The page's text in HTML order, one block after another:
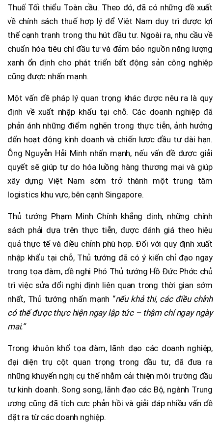
Thuế Tối thiểu Toàn cầu. Theo đó, đã có những đề xuất
về chính sách thuế hợp lý để Việt Nam duy trì được lợi
thế cạnh tranh trong thu hút đầu tư. Ngoài ra, nhu cầu về
chuẩn hóa tiêu chí đầu tư và đảm bảo nguồn năng lượng
xanh ổn định cho phát triển bất động sản công nghiệp
cũng được nhấn mạnh.
Một vấn đề pháp lý quan trọng khác được nêu ra là quy
định về xuất nhập khẩu tại chỗ. Các doanh nghiệp đã
phản ánh những điểm nghẽn trong thực tiễn, ảnh hưởng
đến hoạt động kinh doanh và chiến lược đầu tư dài hạn.
Ông Nguyễn Hải Minh nhấn mạnh, nếu vấn đề được giải
quyết sẽ giúp tự do hóa luồng hàng thương mại và giúp
xây dựng Việt Nam sớm trở thành một trung tâm
logistics khu vực, bên cạnh Singapore.
Thủ tướng Phạm Minh Chính khẳng định, những chính
sách phải dựa trên thực tiễn, được đánh giá theo hiệu
quả thực tế và điều chỉnh phù hợp. Đối với quy định xuất
nhập khẩu tại chỗ, Thủ tướng đã có ý kiến chỉ đạo ngay
trong tọa đàm, đề nghị Phó Thủ tướng Hồ Đức Phớc chủ
trì việc sửa đổi nghị định liên quan trong thời gian sớm
nhất, Thủ tướng nhấn mạnh “nếu khả thi, các điều chỉnh
có thể được thực hiện ngay lập tức – thậm chí ngay ngày
mai.”
Trong khuôn khổ tọa đàm, lãnh đạo các doanh nghiệp,
đại diện trụ cột quan trọng trong đầu tư, đã đưa ra
những khuyến nghị cụ thể nhằm cải thiện môi trường đầu
tư kinh doanh. Song song, lãnh đạo các Bộ, ngành Trung
ương cũng đã tích cực phản hồi và giải đáp nhiều vấn đề
đặt ra từ các doanh nghiệp.